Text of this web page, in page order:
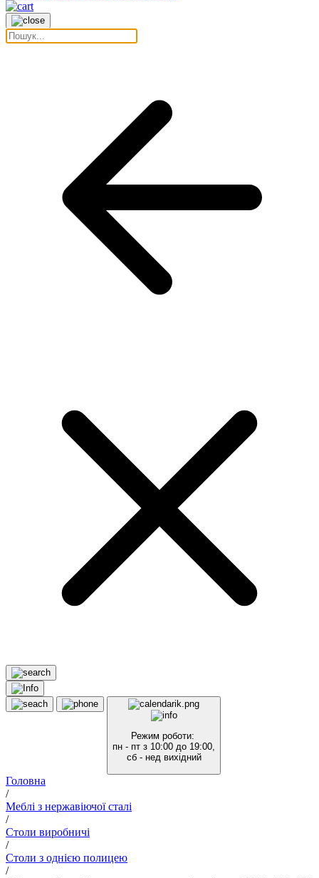
Режим роботи:
пн - пт з 10:00 до 19:00,
сб - нед вихідний
Головна
/
Меблі з нержавіючої сталі
/
Столи виробничі
/
Столи з однією полицею
/